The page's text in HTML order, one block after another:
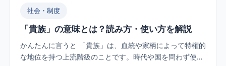
社会・制度
「貴族」の意味とは？読み方・使い方を解説
かんたんに言うと 「貴族」は、血統や家柄によって特権的
な地位を持つ上流階級のことです。時代や国を問わず使え